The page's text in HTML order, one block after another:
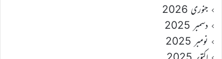
جنوری 2026
دسمبر 2025
نومبر 2025